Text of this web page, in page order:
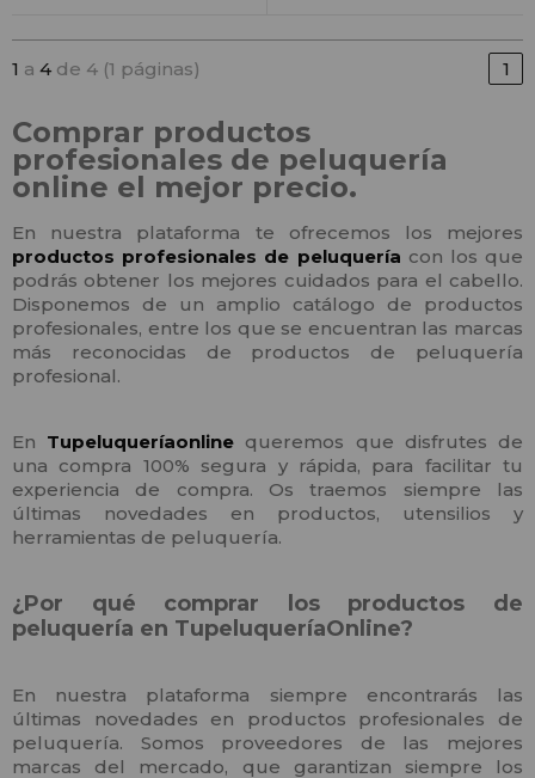
1 a 4 de 4 (1 páginas) 1
Comprar productos
profesionales de peluquería
online el mejor precio.
En nuestra plataforma te ofrecemos los mejores
productos profesionales de peluquería con los que
podrás obtener los mejores cuidados para el cabello.
Disponemos de un amplio catálogo de productos
profesionales, entre los que se encuentran las marcas
más reconocidas de productos de peluquería
profesional.
En Tupeluqueríaonline queremos que disfrutes de
una compra 100% segura y rápida, para facilitar tu
experiencia de compra. Os traemos siempre las
últimas novedades en productos, utensilios y
herramientas de peluquería.
¿Por qué comprar los productos de
peluquería en TupeluqueríaOnline?
En nuestra plataforma siempre encontrarás las
últimas novedades en productos profesionales de
peluquería. Somos proveedores de las mejores
marcas del mercado, que garantizan siempre los